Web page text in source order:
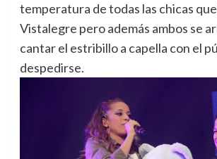
temperatura de todas las chicas
Vistalegre pero además ambos se
cantar el estribillo a capella con el
despedirse.